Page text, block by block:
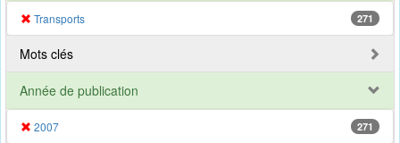
Transports 271
Mots clés
Année de publication
2007 271